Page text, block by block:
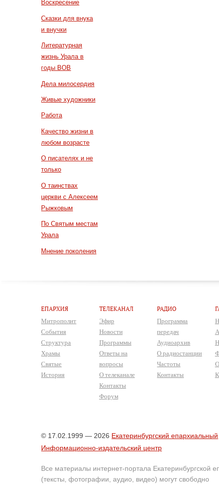
Воскресение
Сказки для внука
и внучки
Литературная
жизнь Урала в
годы ВОВ
Дела милосердия
Живые художники
Работа
Качество жизни в
любом возрасте
О писателях и не
только
О таинствах
церкви с Алексеем
Рыжковым
По Святым местам
Урала
Мнение поколения
ЕПАРХИЯ
Митрополит
События
Структура
Храмы
Святые
История
ТЕЛЕКАНАЛ
Эфир
Новости
Программы
Ответы на
вопросы
О телеканале
Контакты
Форум
РАДИО
Программа
передач
Аудиоархив
О радиостанции
Частоты
Контакты
© 17.02.1999 — 2026 Екатеринбургский епархиальный
Информационно-издательский центр
Все материалы интернет-портала Екатеринбургской
(тексты, фотографии, аудио, видео) могут свободно